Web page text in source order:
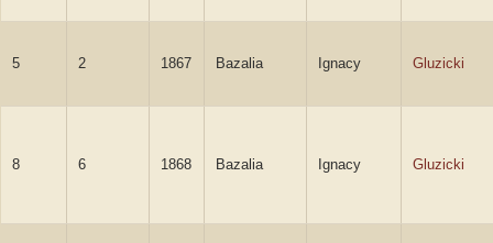
5 2 1867 Bazalia Ignacy Gluzicki
8 6 1868 Bazalia Ignacy Gluzicki